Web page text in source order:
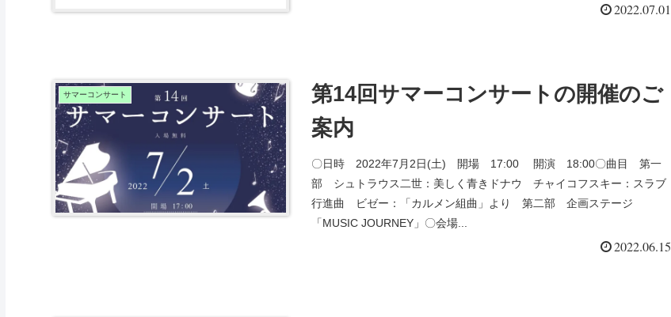
2022.07.01
サマーコンサート
第14回サマーコンサートの開催のご
案内
〇日時 2022年7月2日(土) 開場 17:00 開演 18:00〇曲目 第一
部 シュトラウス二世：美しく青きドナウ チャイコフスキー：スラブ
行進曲 ビゼー：「カルメン組曲」より 第二部 企画ステージ
「MUSIC JOURNEY」〇会場...
2022.06.15